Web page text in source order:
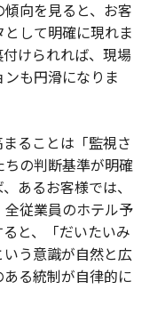
向を見ると、お客
して明確に現れま
けられれば、現場
も円滑になりま
ることは「監視さ
の判断基準が明確
あるお客様では、
従業員のホテル予
と、「だいたいみ
う意識が自然と広
る統制が自律的に